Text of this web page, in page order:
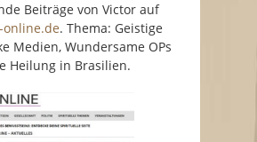
Beiträge von Victor auf
. Thema: Geistige
Medien, Wundersame OPs
Heilung in Brasilien.